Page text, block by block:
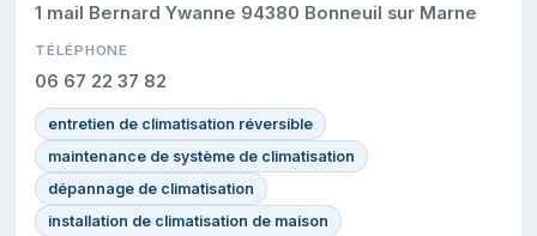
1 mail Bernard Ywanne 94380 Bonneuil sur Marne
TÉLÉPHONE
06 67 22 37 82
entretien de climatisation réversible
maintenance de système de climatisation
dépannage de climatisation
installation de climatisation de maison